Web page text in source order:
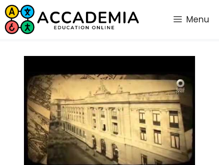
Saltar
al
contenido
Menu